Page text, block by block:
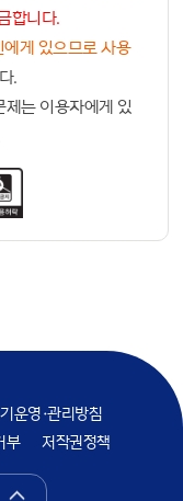
합니다.
게 있으므로 사용
.
는 이용자에게 있
운영·관리방침
부 저작권정책